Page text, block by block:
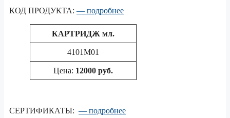
КОД ПРОДУКТА: — подробнее
КАРТРИДЖ мл.
4101M01
Цена: 12000 руб.
СЕРТИФИКАТЫ: — подробнее